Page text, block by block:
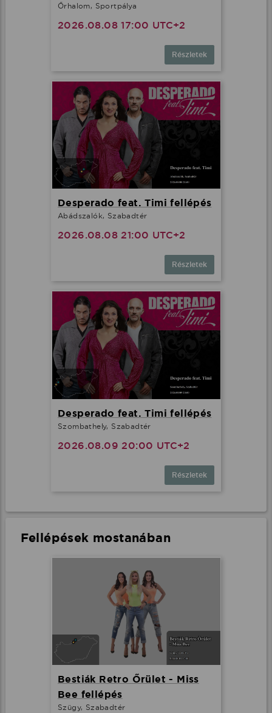
Őrhalom, Sportpálya
2026.08.08 17:00 UTC+2
Részletek
Desperado feat. Timi fellépés
Abádszalók, Szabadtér
2026.08.08 21:00 UTC+2
Részletek
Desperado feat. Timi fellépés
Szombathely, Szabadtér
2026.08.09 20:00 UTC+2
Részletek
Fellépések mostanában
Bestiák Retro Őrület - Miss
Bee fellépés
Szügy, Szabadtér